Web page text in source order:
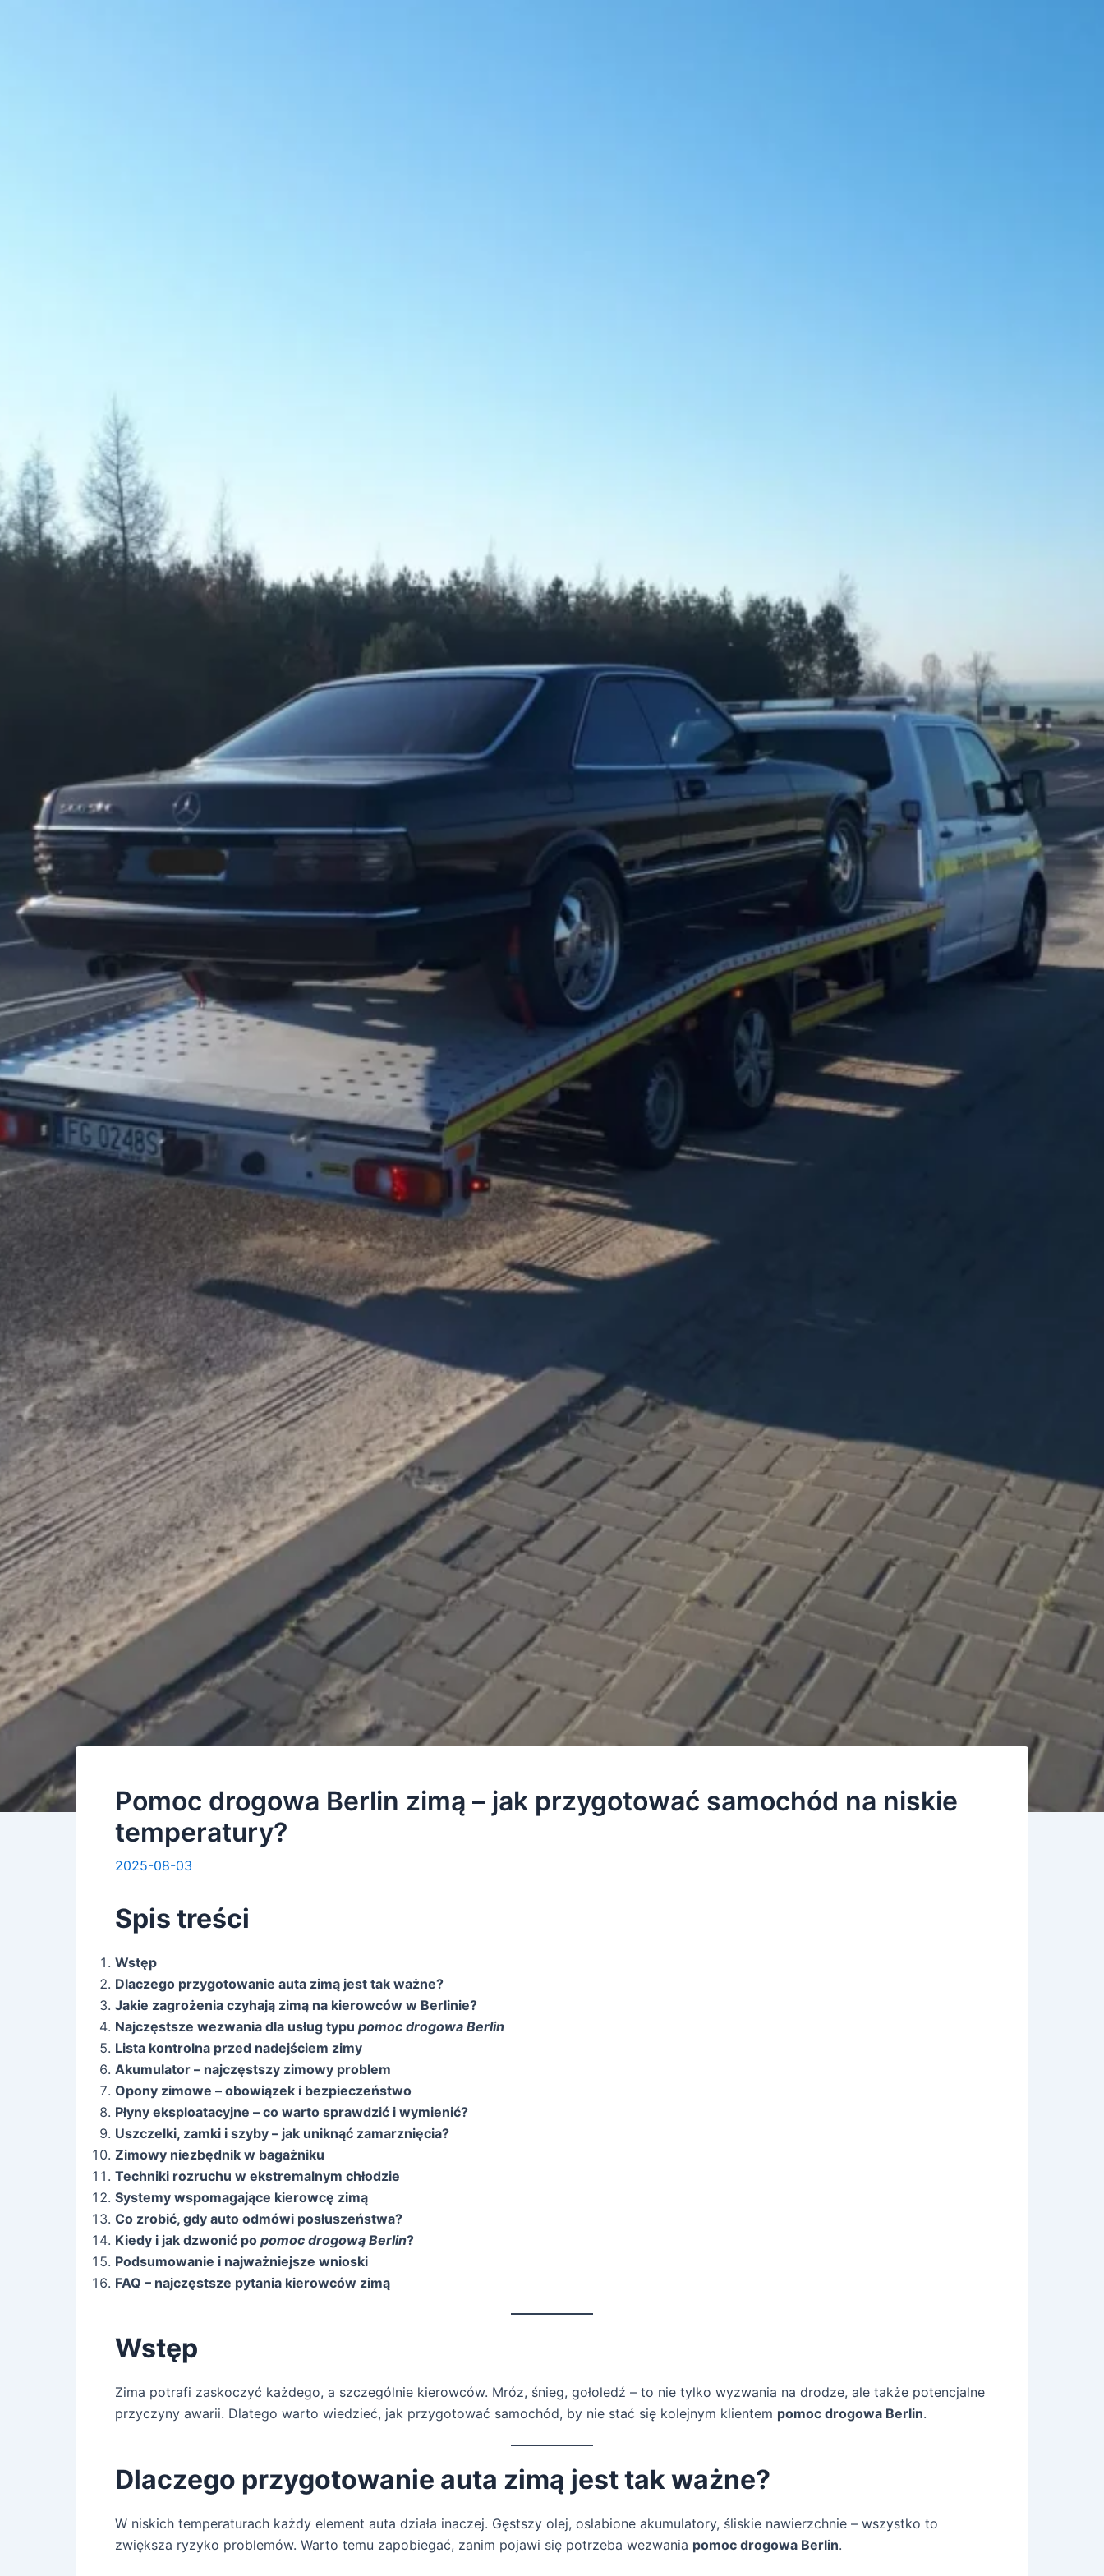
Pomoc drogowa Berlin zimą – jak przygotować samochód na niskie
temperatury?
2025-08-03
Spis treści
Wstęp
Dlaczego przygotowanie auta zimą jest tak ważne?
Jakie zagrożenia czyhają zimą na kierowców w Berlinie?
Najczęstsze wezwania dla usług typu pomoc drogowa Berlin
Lista kontrolna przed nadejściem zimy
Akumulator – najczęstszy zimowy problem
Opony zimowe – obowiązek i bezpieczeństwo
Płyny eksploatacyjne – co warto sprawdzić i wymienić?
Uszczelki, zamki i szyby – jak uniknąć zamarznięcia?
Zimowy niezbędnik w bagażniku
Techniki rozruchu w ekstremalnym chłodzie
Systemy wspomagające kierowcę zimą
Co zrobić, gdy auto odmówi posłuszeństwa?
Kiedy i jak dzwonić po pomoc drogową Berlin?
Podsumowanie i najważniejsze wnioski
FAQ – najczęstsze pytania kierowców zimą
Wstęp
Zima potrafi zaskoczyć każdego, a szczególnie kierowców. Mróz, śnieg, gołoledź – to nie tylko wyzwania na drodze, ale także potencjalne
przyczyny awarii. Dlatego warto wiedzieć, jak przygotować samochód, by nie stać się kolejnym klientem pomoc drogowa Berlin.
Dlaczego przygotowanie auta zimą jest tak ważne?
W niskich temperaturach każdy element auta działa inaczej. Gęstszy olej, osłabione akumulatory, śliskie nawierzchnie – wszystko to
zwiększa ryzyko problemów. Warto temu zapobiegać, zanim pojawi się potrzeba wezwania pomoc drogowa Berlin.